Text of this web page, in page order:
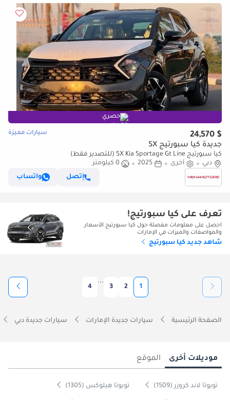
حصري
$ 24,570 سيارات مميزة
جديدة كيا سبورتيج SX
كيا سبورتيج SX Kia Sportage Gt Line (للتصدير فقط)
دبي
أخرى 2025
0 كيلومتر
إتصل
واتساب
تعرف على كيا سبورتيج!
احصل على معلومات مفصلة حول كيا سبورتيج الأسعار
والمواصفات والميزات في الإمارات
شاهد جديد كيا سبورتيج
1
2
3
...
4
الصفحة الرئيسية سيارات جديدة الإمارات سيارات جديدة دبي
موديلات أخرى الموقع
تويوتا لاند كروزر (1509) تويوتا هيلوكس (1305)